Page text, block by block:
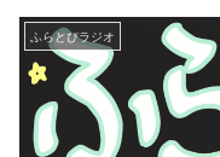
ふらとぴラジオ